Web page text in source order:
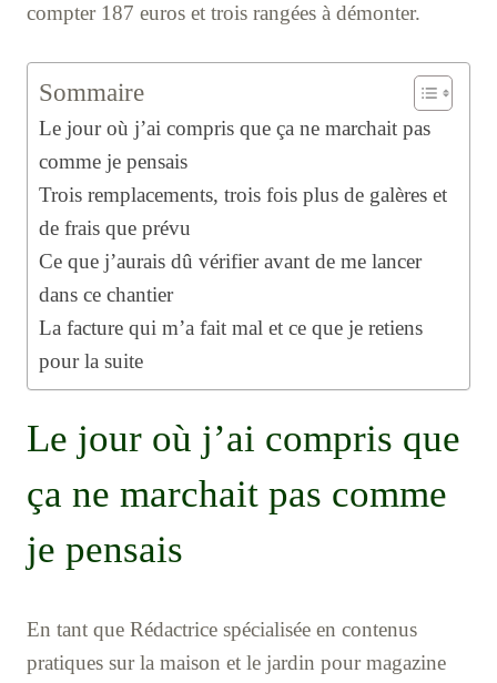
compter 187 euros et trois rangées à démonter.
Sommaire
Le jour où j’ai compris que ça ne marchait pas
comme je pensais
Trois remplacements, trois fois plus de galères et
de frais que prévu
Ce que j’aurais dû vérifier avant de me lancer
dans ce chantier
La facture qui m’a fait mal et ce que je retiens
pour la suite
Le jour où j’ai compris que
ça ne marchait pas comme
je pensais
En tant que Rédactrice spécialisée en contenus
pratiques sur la maison et le jardin pour magazine